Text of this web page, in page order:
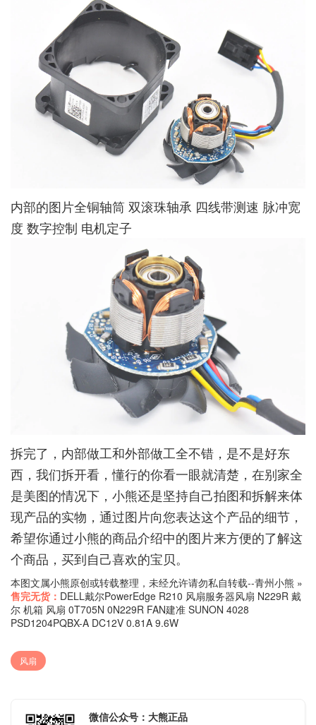
内部的图片全铜轴筒 双滚珠轴承 四线带测速 脉冲宽
度 数字控制 电机定子
拆完了，内部做工和外部做工全不错，是不是好东
西，我们拆开看，懂行的你看一眼就清楚，在别家全
是美图的情况下，小熊还是坚持自己拍图和拆解来体
现产品的实物，通过图片向您表达这个产品的细节，
希望你通过小熊的商品介绍中的图片来方便的了解这
个商品，买到自己喜欢的宝贝。
本图文属小熊原创或转载整理，未经允许请勿私自转载--青州小熊 »
售完无货： DELL戴尔PowerEdge R210 风扇服务器风扇 N229R 戴
尔 机箱 风扇 0T705N 0N229R FAN建准 SUNON 4028
PSD1204PQBX-A DC12V 0.81A 9.6W
风扇
微信公众号：大熊正品